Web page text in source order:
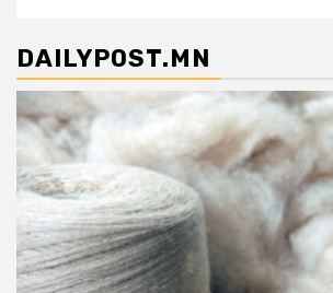
DAILYPOST.MN